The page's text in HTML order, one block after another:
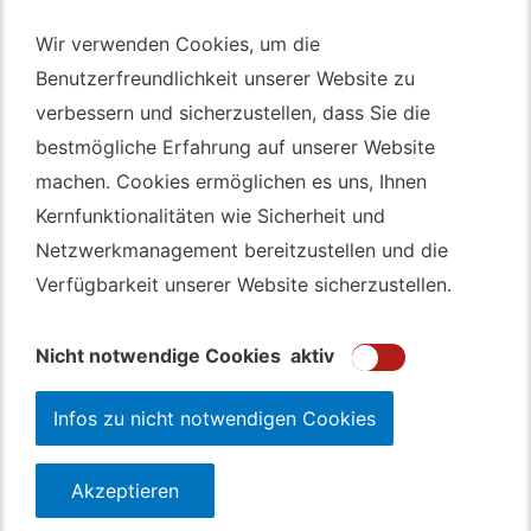
Wir verwenden Cookies, um die
Benutzerfreundlichkeit unserer Website zu
verbessern und sicherzustellen, dass Sie die
bestmögliche Erfahrung auf unserer Website
machen. Cookies ermöglichen es uns, Ihnen
Kernfunktionalitäten wie Sicherheit und
Netzwerkmanagement bereitzustellen und die
Verfügbarkeit unserer Website sicherzustellen.
Nicht notwendige Cookies aktiv
Infos zu nicht notwendigen Cookies
Akzeptieren
Wir verwenden Cookies, um die
Benutzerfreundlichkeit unserer Website zu
verbessern und sicherzustellen, dass Sie die
bestmögliche Erfahrung auf unserer Website
machen. Cookies ermöglichen es uns, Ihnen
Kernfunktionalitäten wie Sicherheit und
Netzwerkmanagement bereitzustellen und die
Verfügbarkeit unserer Website sicherzustellen.
Nicht notwendige Cookies aktiv
Infos zu nicht notwendigen Cookies
Akzeptieren
Autotransport Bochum
Autotransport Düsseldorf
Autotransport Essen
Autoexport Gelsenkirchen
GebrauchtwagenAnkauf Bochum
123autolos.de
Datenschutz